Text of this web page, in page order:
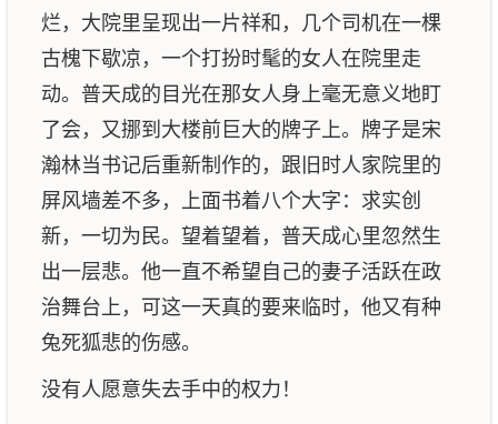
烂，大院里呈现出一片祥和，几个司机在一棵
古槐下歇凉，一个打扮时髦的女人在院里走
动。普天成的目光在那女人身上毫无意义地盯
了会，又挪到大楼前巨大的牌子上。牌子是宋
瀚林当书记后重新制作的，跟旧时人家院里的
屏风墙差不多，上面书着八个大字：求实创
新，一切为民。望着望着，普天成心里忽然生
出一层悲。他一直不希望自己的妻子活跃在政
治舞台上，可这一天真的要来临时，他又有种
兔死狐悲的伤感。
没有人愿意失去手中的权力！